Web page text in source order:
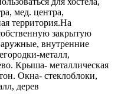
мед. центра,
территория.На
закрытую
внутренние
металл,
Крыша- металлическая
Окна- стеклоблоки,
дерев